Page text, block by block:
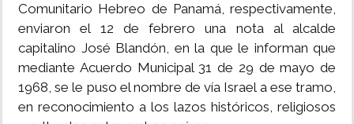
Comunitario Hebreo de Panamá, respectivamente,
enviaron el 12 de febrero una nota al alcalde
capitalino José Blandón, en la que le informan que
mediante Acuerdo Municipal 31 de 29 de mayo de
1968, se le puso el nombre de vía Israel a ese tramo,
en reconocimiento a los lazos históricos, religiosos